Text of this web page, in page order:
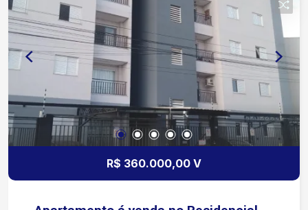
R$ 360.000,00 V